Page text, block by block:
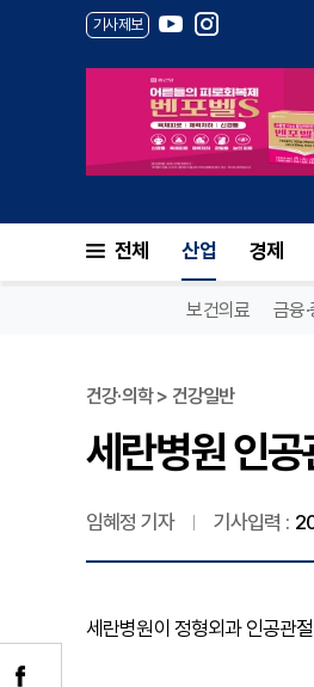
기사제보
전체 산업 경제
보건의료 금융
건강·의학 > 건강일반
세란병원 인
임혜정 기자 기사입력 :
세란병원이 정형외과 인공관